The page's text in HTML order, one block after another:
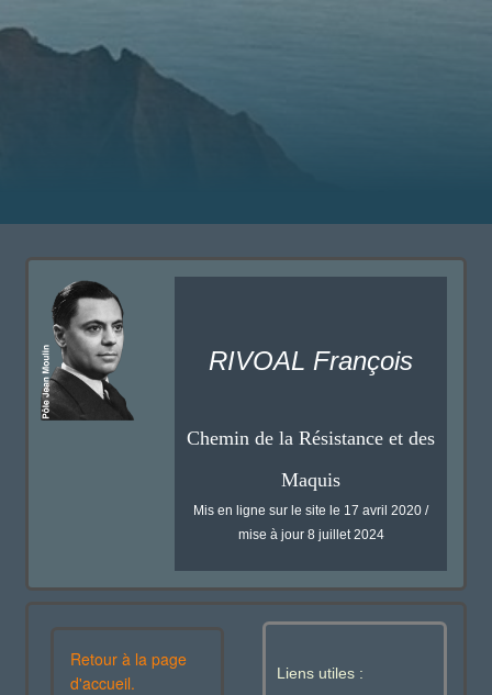
RIVOAL François
Chemin de la Résistance et des
Maquis
Mis en ligne sur le site le 17 avril 2020 /
mise à jour 8 juillet 2024
Retour à la page
d'accueil.
Liens utiles :